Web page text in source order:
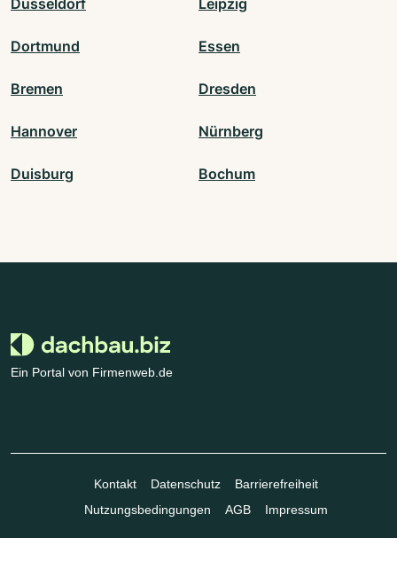
Dortmund Essen
Bremen Dresden
Hannover Nürnberg
Duisburg Bochum
Ein Portal von Firmenweb.de
Kontakt Datenschutz
Barrierefreiheit
Nutzungsbedingungen
AGB Impressum